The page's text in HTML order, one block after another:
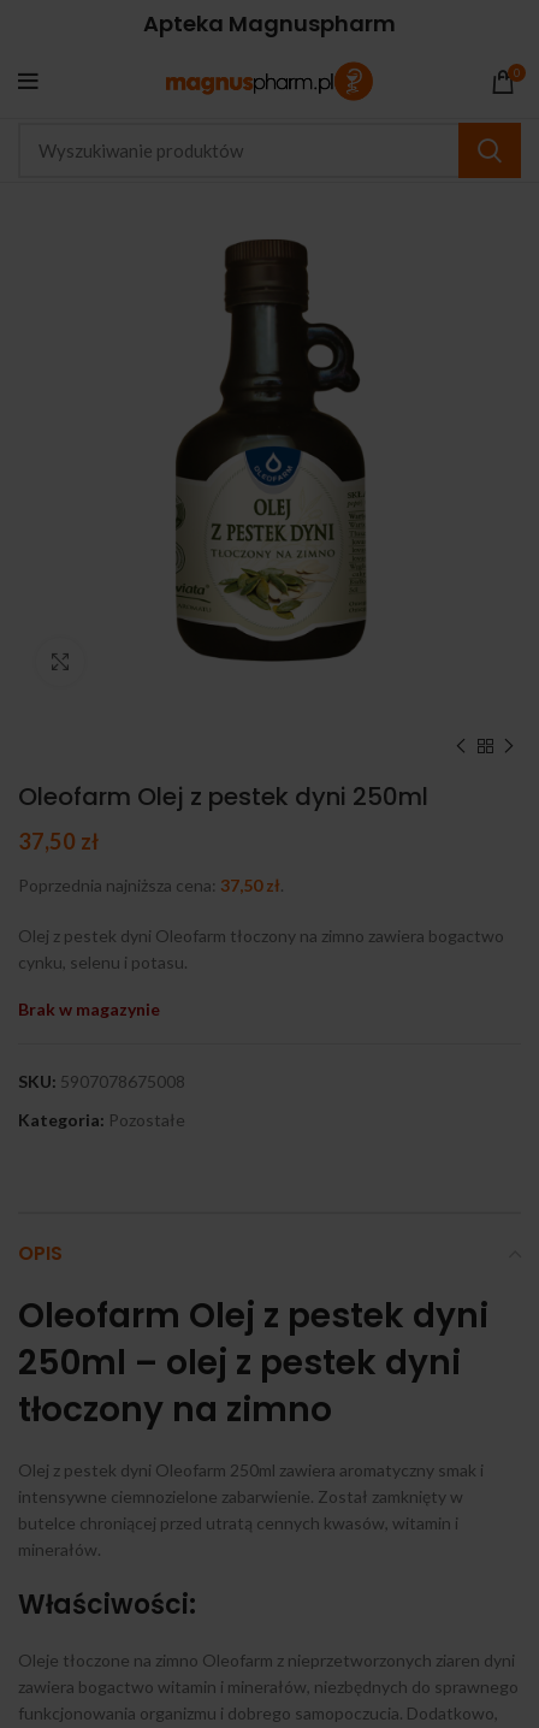
Apteka Magnuspharm
0
Kliknij, aby powiększyć
Oleofarm Olej z pestek dyni 250ml
37,50 zł
Poprzednia najniższa cena: 37,50zł.
Olej z pestek dyni Oleofarm tłoczony na zimno zawiera bogactwo
cynku, selenu i potasu.
Brak w magazynie
SKU: 5907078675008
Kategoria: Pozostałe
OPIS
Oleofarm Olej z pestek dyni
250ml – olej z pestek dyni
tłoczony na zimno
Olej z pestek dyni Oleofarm 250ml zawiera aromatyczny smak i
intensywne ciemnozielone zabarwienie. Został zamknięty w
butelce chroniącej przed utratą cennych kwasów, witamin i
minerałów.
Właściwości:
Oleje tłoczone na zimno Oleofarm z nieprzetworzonych ziaren dyni
zawiera bogactwo witamin i minerałów, niezbędnych do sprawnego
funkcjonowania organizmu i dobrego samopoczucia. Dodatkowo,